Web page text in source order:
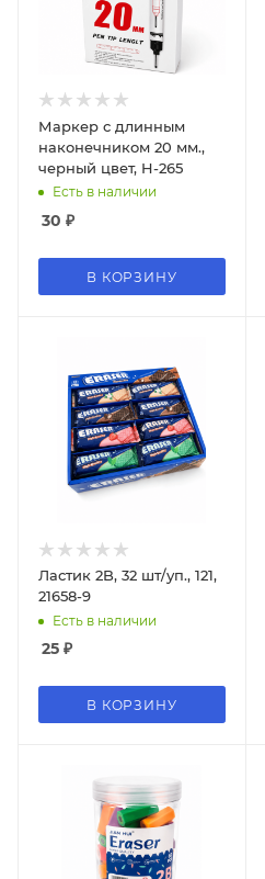
Маркер с длинным
наконечником 20 мм.,
черный цвет, H-265
Есть в наличии
30 ₽
В КОРЗИНУ
Ластик 2B, 32 шт/уп., 121,
21658-9
Есть в наличии
25 ₽
В КОРЗИНУ